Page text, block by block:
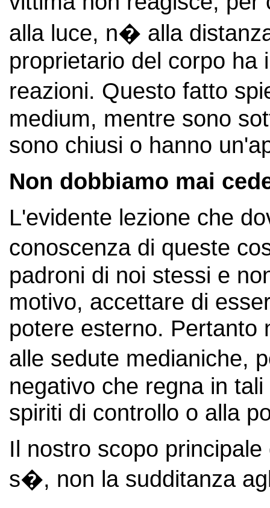
alla luce, n� alla
proprietario del corpo ha
reazioni. Questo fatto
medium, mentre sono
sono chiusi o hanno
Non dobbiamo mai
L'evidente lezione che
conoscenza di queste
padroni di noi stessi e
motivo, accettare di
potere esterno. Pertanto
alle sedute medianiche,
negativo che regna in
spiriti di controllo o alla
Il nostro scopo
s�, non la sudditanza